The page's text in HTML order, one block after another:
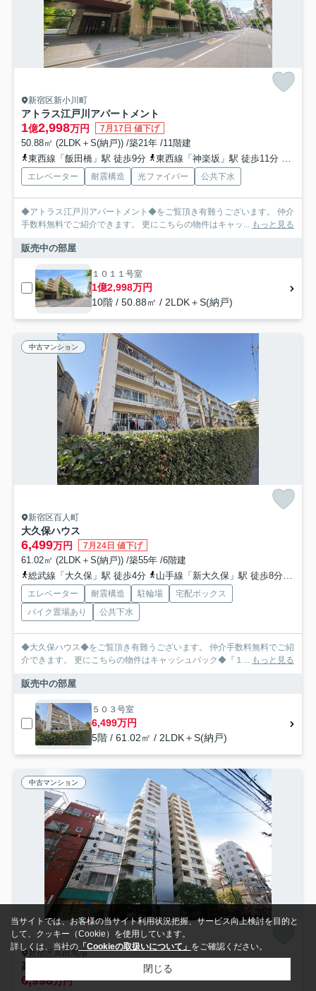
新宿区新小川町
アトラス江戸川アパートメント
1億2,998万円 7月17日 値下げ
50.88㎡ (2LDK＋S(納戸)) /築21年 /11階建
東西線「飯田橋」駅 徒歩9分
東西線「神楽坂」駅 徒歩11分
エレベーター 耐震構造 光ファイバー 公共下水
◆アトラス江戸川アパートメント◆をご覧頂き有難うございます。 仲介
手数料無料でご紹介できます。 更にこちらの物件はキャッ...
もっと見る
販売中の部屋
１０１１号室
1億2,998万円
10階 / 50.88㎡ / 2LDK＋S(納戸)
中古マンション
新宿区百人町
大久保ハウス
6,499万円 7月24日 値下げ
61.02㎡ (2LDK＋S(納戸)) /築55年 /6階建
総武線「大久保」駅 徒歩4分
山手線「新大久保」駅 徒歩8分
エレベーター 耐震構造 駐輪場
宅配ボックス
バイク置場あり
公共下水
◆大久保ハウス◆をご覧頂き有難うございます。 仲介手数料無料でご紹
介できます。 更にこちらの物件はキャッシュバック◆『１...
もっと見る
販売中の部屋
５０３号室
6,499万円
5階 / 61.02㎡ / 2LDK＋S(納戸)
中古マンション
新宿区高田馬場
高田馬場四丁目パーク・ホームズ
6,998万円
当サイトでは、お客様の当サイト利用状況把握、サービス向上検討を目的と
して、クッキー（Cookie）を使用しています。
詳しくは、当社の 「Cookieの取扱いについて」 をご確認ください。
閉じる